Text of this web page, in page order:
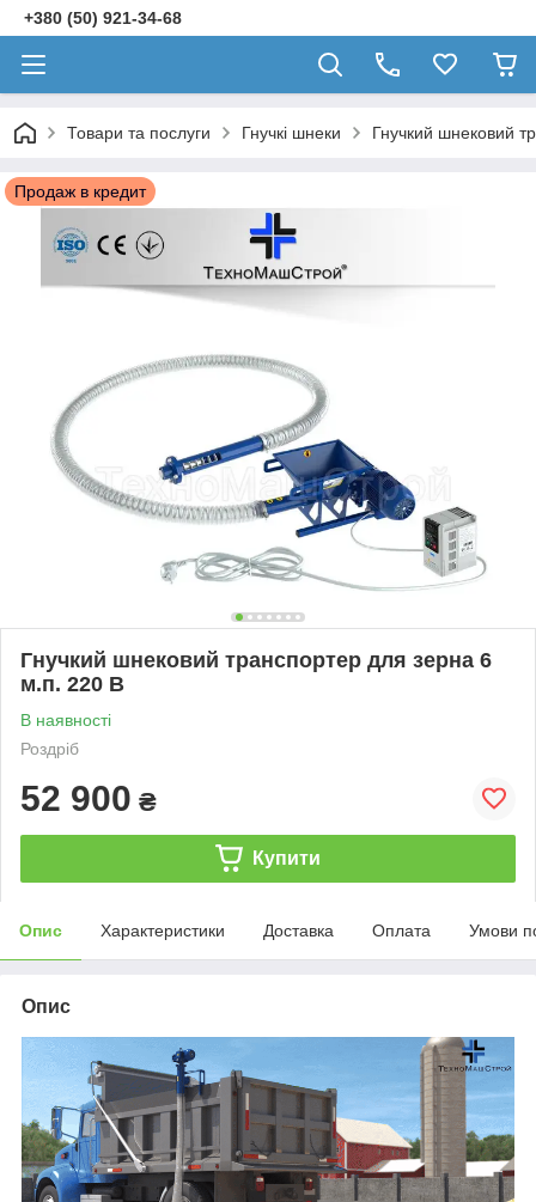
+380 (50) 921-34-68
Товари та послуги Гнучкі шнеки Гнучкий шнековий
Продаж в кредит
Гнучкий шнековий транспортер для зерна 6
м.п. 220 В
В наявності
Роздріб
52 900 ₴
Купити
Опис Характеристики Доставка Оплата Умови
Опис